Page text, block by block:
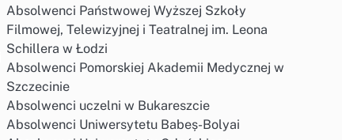
Absolwenci Państwowej Wyższej Szkoły
Filmowej, Telewizyjnej i Teatralnej im. Leona
Schillera w Łodzi
Absolwenci Pomorskiej Akademii Medycznej w
Szczecinie
Absolwenci uczelni w Bukareszcie
Absolwenci Uniwersytetu Babeș-Bolyai